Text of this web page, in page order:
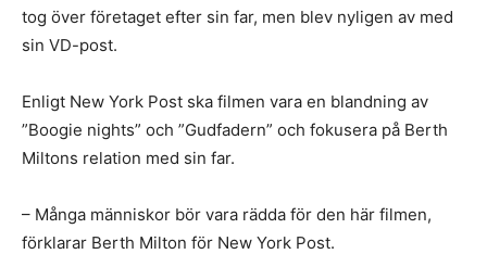
tog över företaget efter sin far, men blev nyligen av med
sin VD-post.
Enligt New York Post ska filmen vara en blandning av
”Boogie nights” och ”Gudfadern” och fokusera på Berth
Miltons relation med sin far.
– Många människor bör vara rädda för den här filmen,
förklarar Berth Milton för New York Post.